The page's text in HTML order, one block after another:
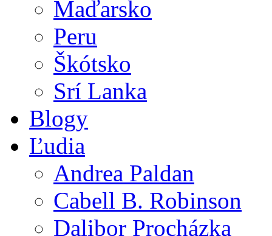
Maďarsko
Peru
Škótsko
Srí Lanka
Blogy
Ľudia
Andrea Paldan
Cabell B. Robinson
Dalibor Procházka